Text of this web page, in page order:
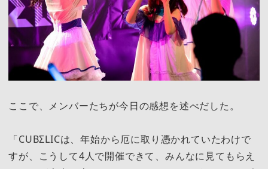
ここで、メンバーたちが今日の感想を述べだした。
「CUBΣLICは、年始から厄に取り憑かれていたわけで
すが、こうして4人で開催できて、みんなに見てもらえ